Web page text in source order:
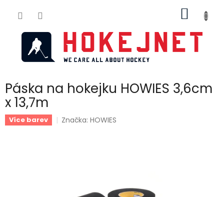
KOŠÍK
Páska na hokejku HOWIES 3,6cm
x 13,7m
Více barev Značka:HOWIES